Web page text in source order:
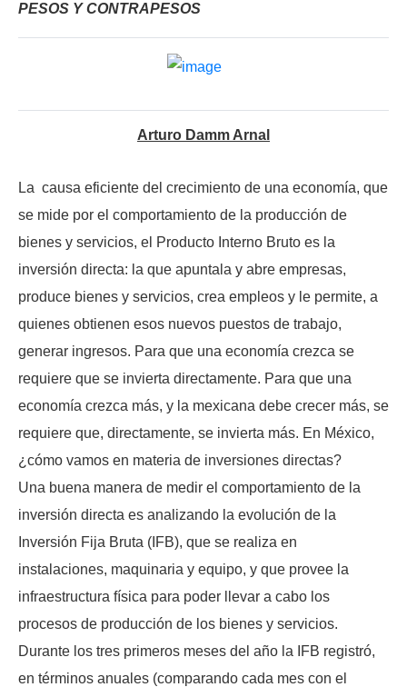
PESOS Y CONTRAPESOS
Arturo Damm Arnal
La causa eficiente del crecimiento de una economía, que
se mide por el comportamiento de la producción de
bienes y servicios, el Producto Interno Bruto es la
inversión directa: la que apuntala y abre empresas,
produce bienes y servicios, crea empleos y le permite, a
quienes obtienen esos nuevos puestos de trabajo,
generar ingresos. Para que una economía crezca se
requiere que se invierta directamente. Para que una
economía crezca más, y la mexicana debe crecer más, se
requiere que, directamente, se invierta más. En México,
¿cómo vamos en materia de inversiones directas?
Una buena manera de medir el comportamiento de la
inversión directa es analizando la evolución de la
Inversión Fija Bruta (IFB), que se realiza en
instalaciones, maquinaria y equipo, y que provee la
infraestructura física para poder llevar a cabo los
procesos de producción de los bienes y servicios.
Durante los tres primeros meses del año la IFB registró,
en términos anuales (comparando cada mes con el